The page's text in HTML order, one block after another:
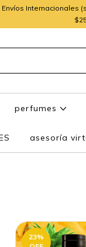
Envíos
perfumes
asesoría
23%